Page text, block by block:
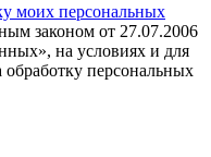
моих персональных
законом от 27.07.2006
на условиях и для
персональных